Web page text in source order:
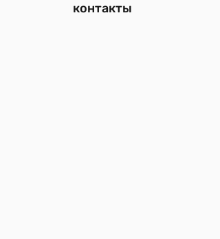
контакты